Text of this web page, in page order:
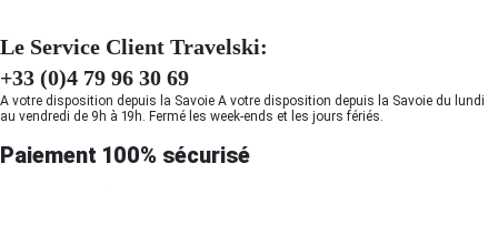
Le Service Client Travelski:
+33 (0)4 79 96 30 69
A votre disposition depuis la Savoie A votre disposition depuis la Savoie du lundi
au vendredi de 9h à 19h. Fermé les week-ends et les jours fériés.
Paiement 100% sécurisé